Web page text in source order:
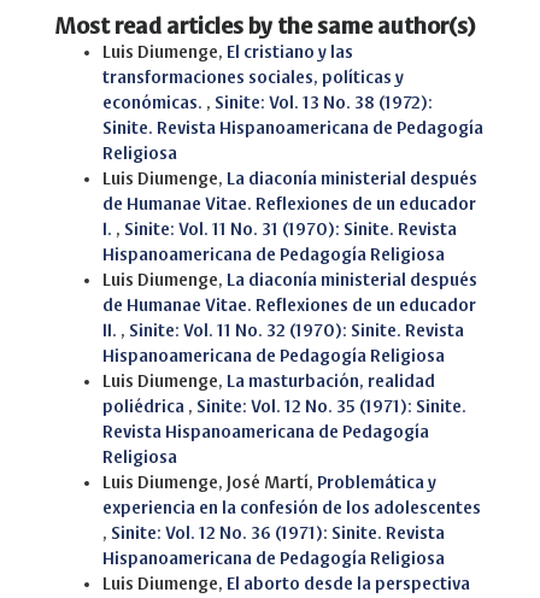
Most read articles by the same author(s)
Luis Diumenge, El cristiano y las
transformaciones sociales, políticas y
económicas. , Sinite: Vol. 13 No. 38 (1972):
Sinite. Revista Hispanoamericana de Pedagogía
Religiosa
Luis Diumenge, La diaconía ministerial después
de Humanae Vitae. Reflexiones de un educador
I. , Sinite: Vol. 11 No. 31 (1970): Sinite. Revista
Hispanoamericana de Pedagogía Religiosa
Luis Diumenge, La diaconía ministerial después
de Humanae Vitae. Reflexiones de un educador
II. , Sinite: Vol. 11 No. 32 (1970): Sinite. Revista
Hispanoamericana de Pedagogía Religiosa
Luis Diumenge, La masturbación, realidad
poliédrica , Sinite: Vol. 12 No. 35 (1971): Sinite.
Revista Hispanoamericana de Pedagogía
Religiosa
Luis Diumenge, José Martí, Problemática y
experiencia en la confesión de los adolescentes
, Sinite: Vol. 12 No. 36 (1971): Sinite. Revista
Hispanoamericana de Pedagogía Religiosa
Luis Diumenge, El aborto desde la perspectiva